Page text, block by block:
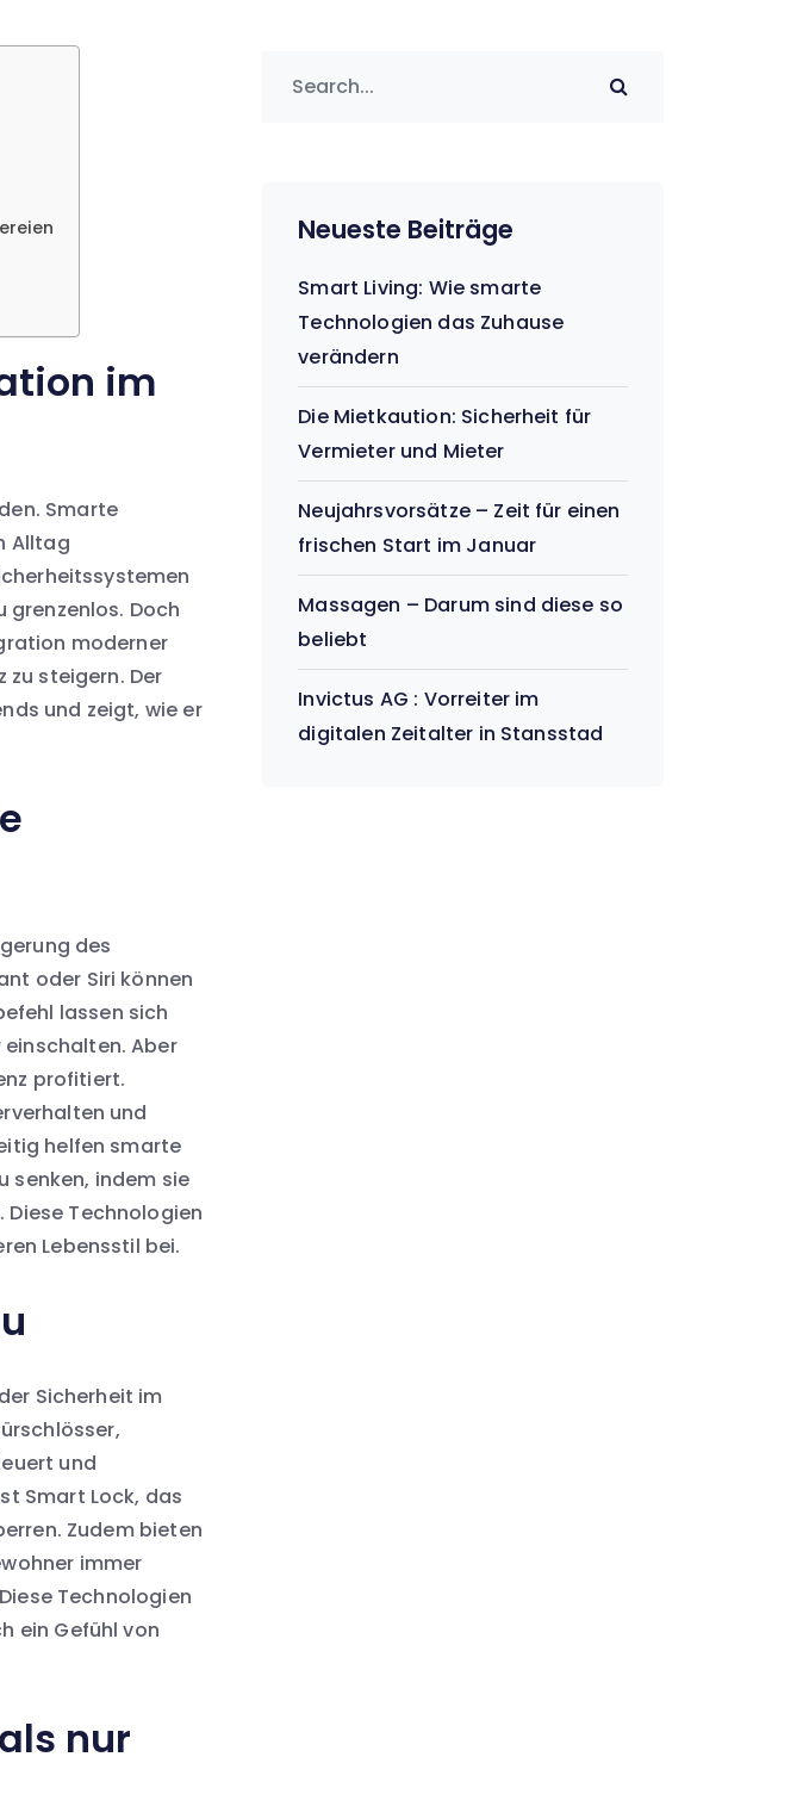
im
Smarte
Alltag
grenzenlos. Doch
moderner
zu steigern. Der
und zeigt, wie er
des
oder Siri können
lassen sich
Aber
profitiert.
und
helfen smarte
senken, indem sie
Technologien
Lebensstil bei.
Sicherheit im
und
Smart Lock, das
Zudem bieten
immer
Technologien
ein Gefühl von
nur
Neueste Beiträge
Smart Living: Wie smarte
Technologien das Zuhause
verändern
Die Mietkaution: Sicherheit für
Vermieter und Mieter
Neujahrsvorsätze – Zeit für einen
frischen Start im Januar
Massagen – Darum sind diese so
beliebt
Invictus AG : Vorreiter im
digitalen Zeitalter in Stansstad